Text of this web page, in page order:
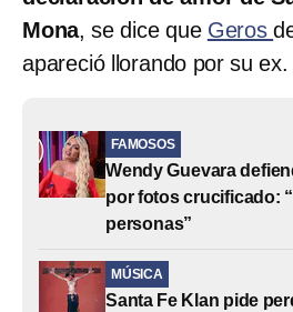
Mona, se dice que Geros
apareció llorando por su ex.
FAMOSOS
Wendy Guevara
por fotos crucificado:
personas”
MÚSICA
Santa Fe Klan pide